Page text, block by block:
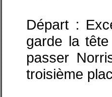
Départ :
garde la
passer
troisième